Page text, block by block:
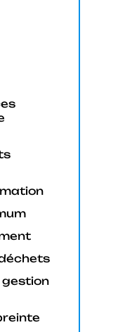
gestion